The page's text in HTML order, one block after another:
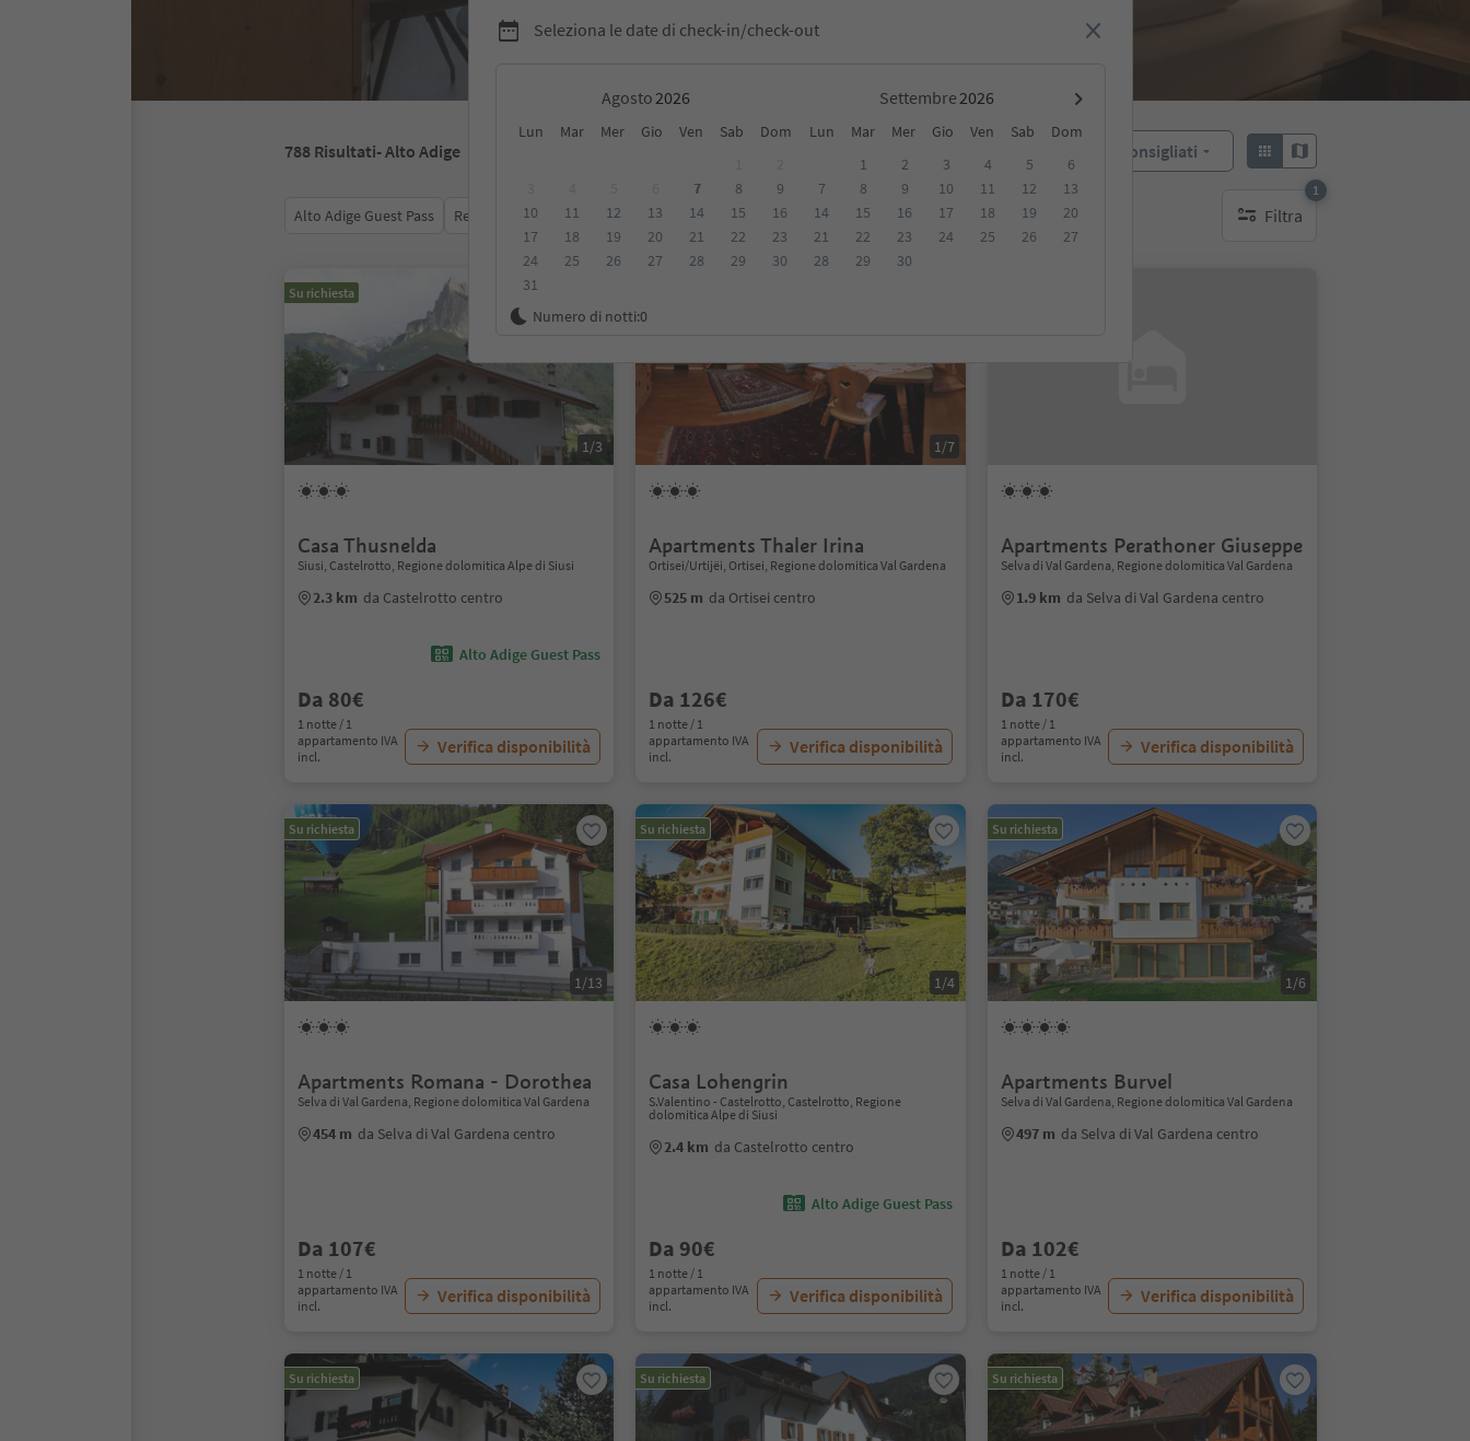
Seleziona le date di check-in/check-out
Agosto Settembre
Lun Mar Mer Gio Ven Sab Dom Lun Mar Mer Gio Ven Sab
Dom
7 8
9
10
11 12 13 14 15
16
17
18 19 20 21 22
23
24
25 26 27 28 29
30
31
1 2 3 4 5
6
7
8 9 10 11 12
13
14
15 16 17 18 19
20
21
22 23 24 25 26
27
28
29 30
Numero di notti:0
788 Risultati- Alto Adige Consigliati
Alto Adige Guest Pass Recensioni Categoria Trattamento Alloggi sostenibili Filtra
1
1 filtro attivo
Su richiesta
1/3
Casa Thusnelda
Siusi, Castelrotto, Regione dolomitica Alpe di Siusi
2.3 km da Castelrotto centro
Alto Adige Guest Pass
Da 80€
1 notte / 1
appartamento IVA
incl.
Verifica disponibilità
1/7
Apartments Thaler Irina
Ortisei/Urtijëi, Ortisei, Regione dolomitica Val Gardena
525 m da Ortisei centro
Da 126€
1 notte / 1
appartamento IVA
incl.
Verifica disponibilità
Apartments Perathoner Giuseppe
Selva di Val Gardena, Regione dolomitica Val Gardena
1.9 km da Selva di Val Gardena centro
Da 170€
1 notte / 1
appartamento IVA
incl.
Verifica disponibilità
Su richiesta
1/13
Apartments Romana - Dorothea
Selva di Val Gardena, Regione dolomitica Val Gardena
454 m da Selva di Val Gardena centro
Da 107€
1 notte / 1
appartamento IVA
incl.
Verifica disponibilità
Su richiesta
1/4
Casa Lohengrin
S.Valentino - Castelrotto, Castelrotto, Regione
dolomitica Alpe di Siusi
2.4 km da Castelrotto centro
Alto Adige Guest Pass
Da 90€
1 notte / 1
appartamento IVA
incl.
Verifica disponibilità
Su richiesta
1/6
Apartments Burvel
Selva di Val Gardena, Regione dolomitica Val Gardena
497 m da Selva di Val Gardena centro
Da 102€
1 notte / 1
appartamento IVA
incl.
Verifica disponibilità
Su richiesta Su richiesta Su richiesta